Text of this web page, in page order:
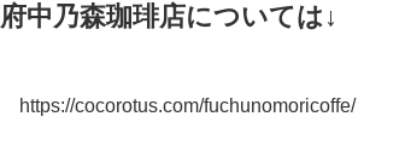
府中乃森珈琲店については↓
https://cocorotus.com/fuchunomoricoffe/